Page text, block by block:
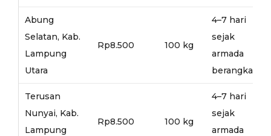
Abung
Selatan, Kab.
Lampung
Utara
Rp8.500 100 kg
4–7 hari
sejak
armada
berangkat
Terusan
Nunyai, Kab.
Lampung
Rp8.500 100 kg
4–7 hari
sejak
armada